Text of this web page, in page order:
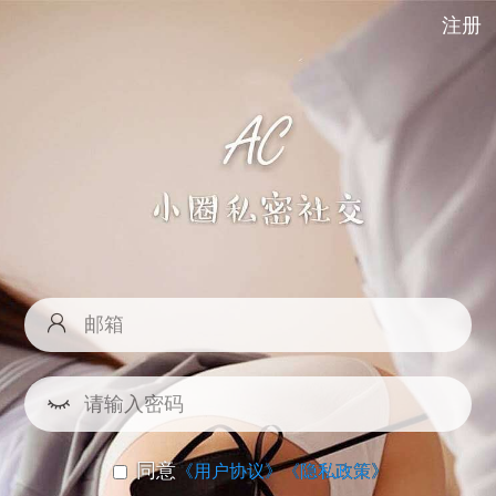
注册
同意《用户协议》《隐私政策》